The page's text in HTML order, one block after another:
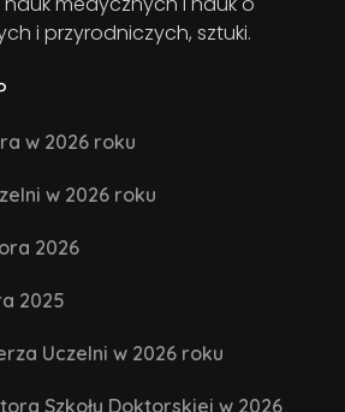
i przyrodniczych, sztuki.
w 2026 roku
w 2026 roku
2026
2025
Uczelni w 2026 roku
Szkoły Doktorskiej w 2026